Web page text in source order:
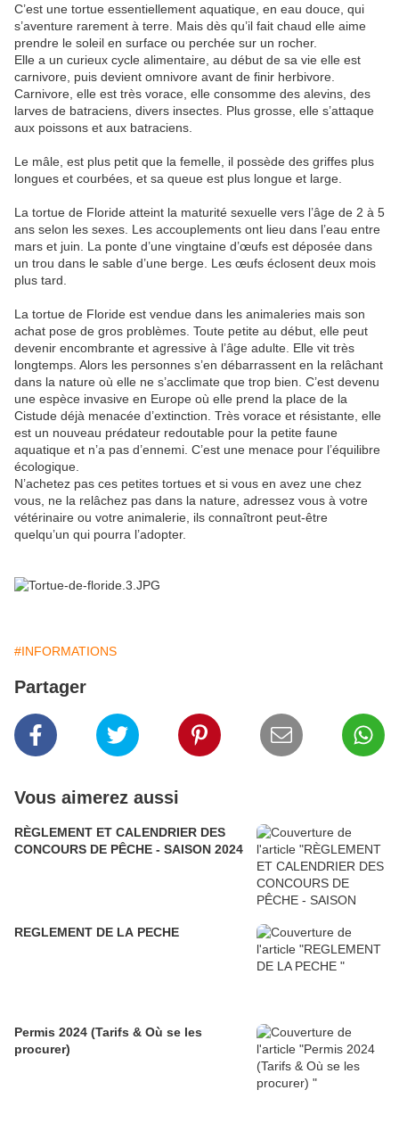
C’est une tortue essentiellement aquatique, en eau douce, qui
s’aventure rarement à terre. Mais dès qu’il fait chaud elle aime
prendre le soleil en surface ou perchée sur un rocher.
Elle a un curieux cycle alimentaire, au début de sa vie elle est
carnivore, puis devient omnivore avant de finir herbivore.
Carnivore, elle est très vorace, elle consomme des alevins, des
larves de batraciens, divers insectes. Plus grosse, elle s’attaque
aux poissons et aux batraciens.
Le mâle, est plus petit que la femelle, il possède des griffes plus
longues et courbées, et sa queue est plus longue et large.
La tortue de Floride atteint la maturité sexuelle vers l’âge de 2 à 5
ans selon les sexes. Les accouplements ont lieu dans l’eau entre
mars et juin. La ponte d’une vingtaine d’œufs est déposée dans
un trou dans le sable d’une berge. Les œufs éclosent deux mois
plus tard.
La tortue de Floride est vendue dans les animaleries mais son
achat pose de gros problèmes. Toute petite au début, elle peut
devenir encombrante et agressive à l’âge adulte. Elle vit très
longtemps. Alors les personnes s’en débarrassent en la relâchant
dans la nature où elle ne s’acclimate que trop bien. C’est devenu
une espèce invasive en Europe où elle prend la place de la
Cistude déjà menacée d’extinction. Très vorace et résistante, elle
est un nouveau prédateur redoutable pour la petite faune
aquatique et n’a pas d’ennemi. C’est une menace pour l’équilibre
écologique.
N’achetez pas ces petites tortues et si vous en avez une chez
vous, ne la relâchez pas dans la nature, adressez vous à votre
vétérinaire ou votre animalerie, ils connaîtront peut-être
quelqu’un qui pourra l’adopter.
#INFORMATIONS
Partager
Vous aimerez aussi
RÈGLEMENT ET CALENDRIER DES
CONCOURS DE PÊCHE - SAISON 2024
REGLEMENT DE LA PECHE
Permis 2024 (Tarifs & Où se les
procurer)